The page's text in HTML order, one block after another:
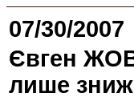
07/30/2007
Євген
лише